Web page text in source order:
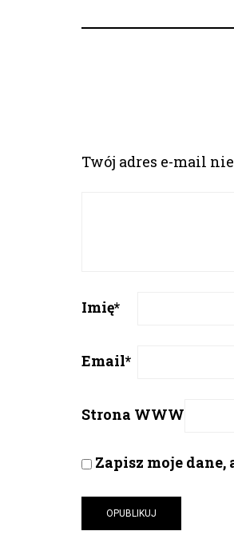
Twój adres e-mail
Imię*
Email*
Strona WWW
Zapisz moje